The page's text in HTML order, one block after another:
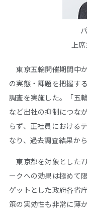
上
東京五輪開催期間中
の実態・課題を把握す
調査を実施した。「五
など出社の抑制につな
らず、正社員における
なり、過去調査結果か
東京都を対象とした7
ークへの効果は極めて
ゲットとした政府各省
策の実効性も非常に薄